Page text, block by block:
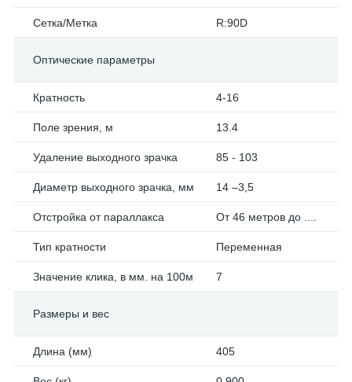
Сетка/Метка R:90D
Оптические параметры
Кратность 4-16
Поле зрения, м 13.4
Удаление выходного зрачка 85 - 103
Диаметр выходного зрачка, мм 14 –3,5
Отстройка от параллакса От 46 метров до ....
Тип кратности Переменная
Значение клика, в мм. на 100м 7
Размеры и вес
Длина (мм) 405